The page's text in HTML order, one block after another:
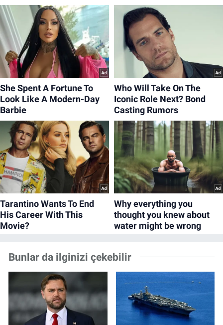
Bunlar da ilginizi çekebilir